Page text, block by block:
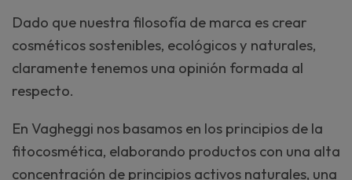
Dado que nuestra filosofía de marca es crear
cosméticos sostenibles, ecológicos y naturales,
claramente tenemos una opinión formada al
respecto.
En Vagheggi nos basamos en los principios de la
fitocosmética, elaborando productos con una alta
concentración de principios activos naturales, una